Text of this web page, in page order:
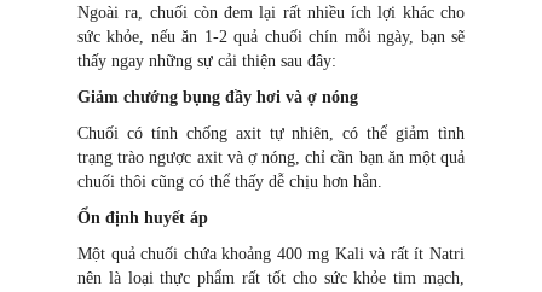
Ngoài ra, chuối còn đem lại rất nhiều ích lợi khác cho
sức khỏe, nếu ăn 1-2 quả chuối chín mỗi ngày, bạn sẽ
thấy ngay những sự cải thiện sau đây:
Giảm chướng bụng đầy hơi và ợ nóng
Chuối có tính chống axit tự nhiên, có thể giảm tình
trạng trào ngược axit và ợ nóng, chỉ cần bạn ăn một quả
chuối thôi cũng có thể thấy dễ chịu hơn hẳn.
Ổn định huyết áp
Một quả chuối chứa khoảng 400 mg Kali và rất ít Natri
nên là loại thực phẩm rất tốt cho sức khỏe tim mạch,